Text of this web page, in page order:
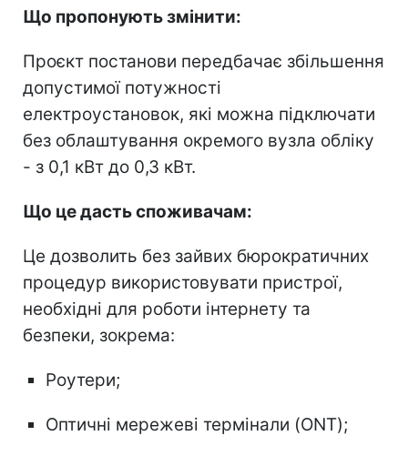
Що пропонують змінити:
Проєкт постанови передбачає збільшення
допустимої потужності
електроустановок, які можна підключати
без облаштування окремого вузла обліку
- з 0,1 кВт до 0,3 кВт.
Що це дасть споживачам:
Це дозволить без зайвих бюрократичних
процедур використовувати пристрої,
необхідні для роботи інтернету та
безпеки, зокрема:
Роутери;
Оптичні мережеві термінали (ONT);